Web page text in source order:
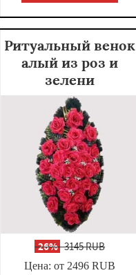
Ритуальный венок
алый из роз и
зелени
-26%3145 RUB
Цена: от 2496 RUB